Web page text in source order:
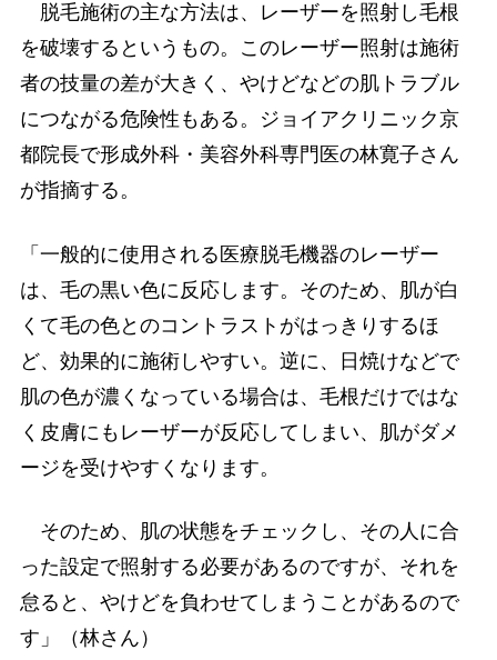
脱毛施術の主な方法は、レーザーを照射し毛根
を破壊するというもの。このレーザー照射は施術
者の技量の差が大きく、やけどなどの肌トラブル
につながる危険性もある。ジョイアクリニック京
都院長で形成外科・美容外科専門医の林寛子さん
が指摘する。
「一般的に使用される医療脱毛機器のレーザー
は、毛の黒い色に反応します。そのため、肌が白
くて毛の色とのコントラストがはっきりするほ
ど、効果的に施術しやすい。逆に、日焼けなどで
肌の色が濃くなっている場合は、毛根だけではな
く皮膚にもレーザーが反応してしまい、肌がダメ
ージを受けやすくなります。
そのため、肌の状態をチェックし、その人に合
った設定で照射する必要があるのですが、それを
怠ると、やけどを負わせてしまうことがあるので
す」（林さん）